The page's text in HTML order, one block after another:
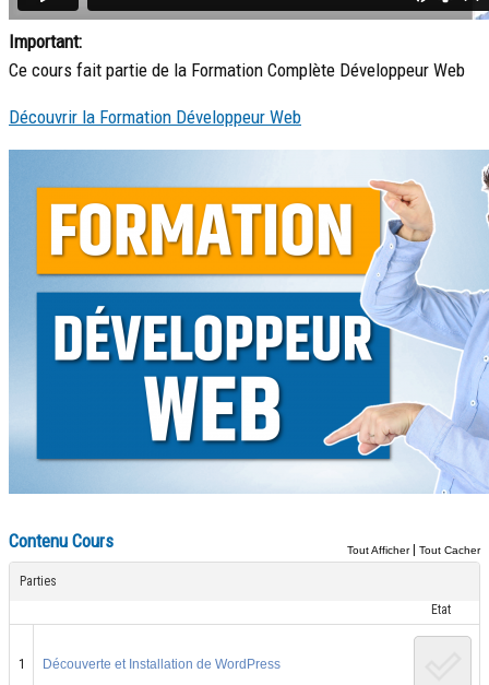
Important:
Ce cours fait partie de la Formation Complète Développeur Web
Découvrir la Formation Développeur Web
Contenu Cours Tout Afficher| Tout Cacher
Parties
Etat
1 Découverte et Installation de WordPress